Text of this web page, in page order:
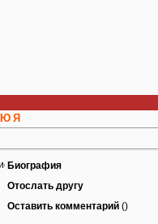
Ю Я
Биография
Отослать другу
Оставить комментарий ()